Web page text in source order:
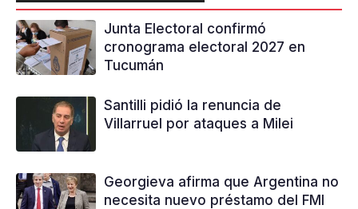
Junta Electoral confirmó
cronograma electoral 2027 en
Tucumán
Santilli pidió la renuncia de
Villarruel por ataques a Milei
Georgieva afirma que Argentina no
necesita nuevo préstamo del FMI